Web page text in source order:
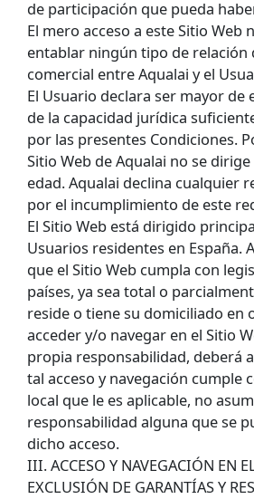
de participación que pueda
El mero acceso a este Sitio Web
entablar ningún tipo de relación
comercial entre Aqualai y el
El Usuario declara ser mayor de
de la capacidad jurídica
por las presentes Condiciones.
Sitio Web de Aqualai no se
edad. Aqualai declina cualquier
por el incumplimiento de este
El Sitio Web está dirigido
Usuarios residentes en España.
que el Sitio Web cumpla con
países, ya sea total o
reside o tiene su domiciliado en
acceder y/o navegar en el Sitio
propia responsabilidad, deberá
tal acceso y navegación cumple
local que le es aplicable, no
responsabilidad alguna que se
dicho acceso.
III. ACCESO Y NAVEGACIÓN EN
EXCLUSIÓN DE GARANTÍAS Y